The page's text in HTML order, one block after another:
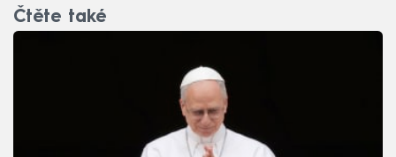
Čtěte také